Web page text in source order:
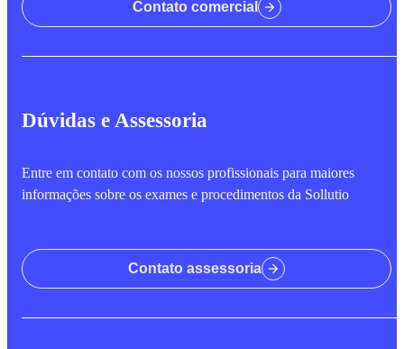
Contato comercial
Dúvidas e Assessoria
Entre em contato com os nossos profissionais para maiores
informações sobre os exames e procedimentos da Sollutio
Contato assessoria